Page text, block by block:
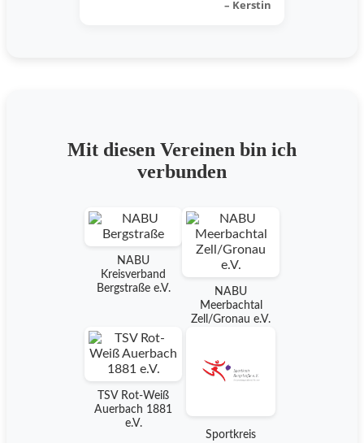
– Kerstin
Mit diesen Vereinen bin ich
verbunden
NABU
Kreisverband
Bergstraße e.V.
NABU
Meerbachtal
Zell/Gronau e.V.
TSV Rot-Weiß
Auerbach 1881
e.V.
Sportkreis